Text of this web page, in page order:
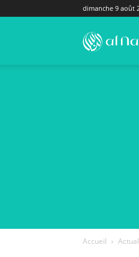
dimanche 9 août
Accueil